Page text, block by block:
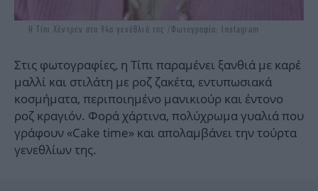
H Τίπι Χέντρεν στα 94α γενέθλιά της /Φωτογραφία: Instagram
Στις φωτογραφίες, η Τίπι παραμένει ξανθιά με καρέ
μαλλί και στιλάτη με ροζ ζακέτα, εντυπωσιακά
κοσμήματα, περιποιημένο μανικιούρ και έντονο
ροζ κραγιόν. Φορά χάρτινα, πολύχρωμα γυαλιά που
γράφουν «Cake time» και απολαμβάνει την τούρτα
γενεθλίων της.